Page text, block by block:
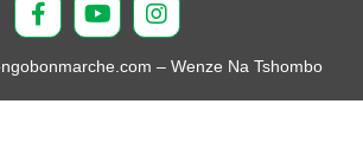
– Wenze Na Tshombo